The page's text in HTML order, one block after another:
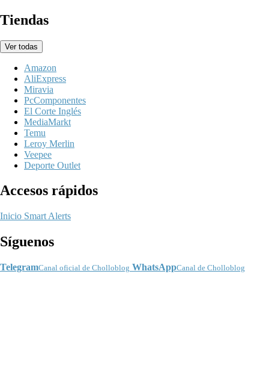
Tiendas
Ver todas
Amazon
AliExpress
Miravia
PcComponentes
El Corte Inglés
MediaMarkt
Temu
Leroy Merlin
Veepee
Deporte Outlet
Accesos rápidos
Inicio Smart Alerts
Síguenos
TelegramCanal oficial de Cholloblog WhatsAppCanal de Cholloblog